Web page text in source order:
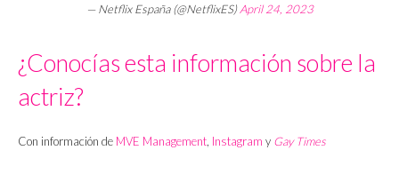
— Netflix España (@NetflixES)April 24, 2023
¿Conocías esta información sobre la
actriz?
Con información de MVE Management Instagram y Gay Times